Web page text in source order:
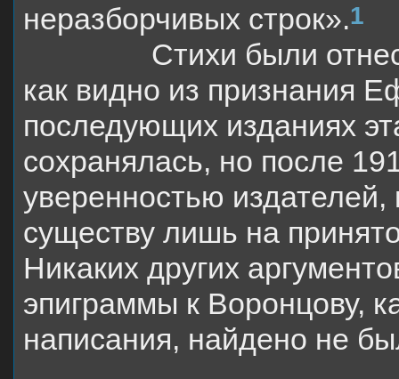
неразборчивых строк».1
Стихи были
как видно из признания
последующих изданиях
сохранялась, но после
уверенностью
существу лишь на
Никаких других
эпиграммы к Воронцову,
написания, найдено не